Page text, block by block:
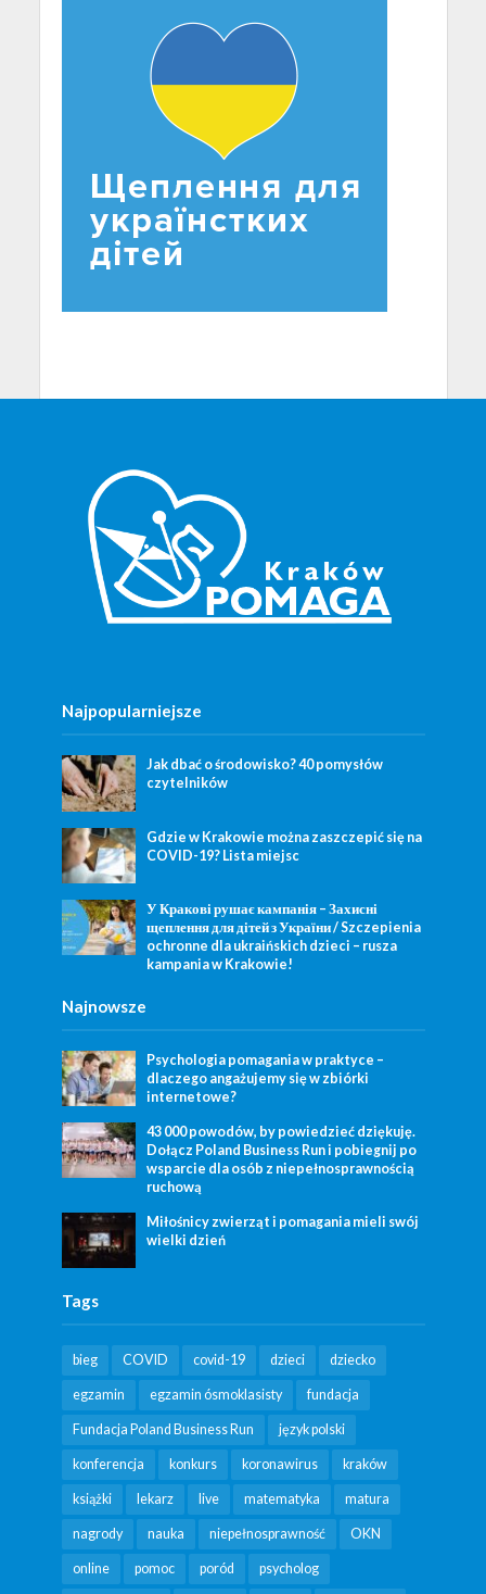
Najpopularniejsze
Jak dbać o środowisko? 40 pomysłów
czytelników
Gdzie w Krakowie można zaszczepić się na
COVID-19? Lista miejsc
У Кракові рушає кампанія – Захисні
щеплення для дітей з України / Szczepienia
ochronne dla ukraińskich dzieci – rusza
kampania w Krakowie!
Najnowsze
Psychologia pomagania w praktyce –
dlaczego angażujemy się w zbiórki
internetowe?
43 000 powodów, by powiedzieć dziękuję.
Dołącz Poland Business Run i pobiegnij po
wsparcie dla osób z niepełnosprawnością
ruchową
Miłośnicy zwierząt i pomagania mieli swój
wielki dzień
Tags
bieg COVID covid-19 dzieci dziecko
egzamin egzamin ósmoklasisty fundacja
Fundacja Poland Business Run język polski
konferencja konkurs koronawirus kraków
książki lekarz live matematyka matura
nagrody nauka niepełnosprawność OKN
online pomoc poród psycholog